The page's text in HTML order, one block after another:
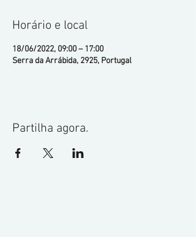
Horário e local
18/06/2022, 09:00 – 17:00
Serra da Arrábida, 2925, Portugal
Partilha agora.